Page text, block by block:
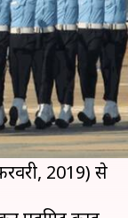
2019 के लिए
जारी किए
फरवरी, 2019) से